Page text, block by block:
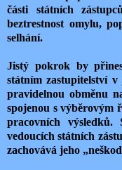
části státních
beztrestnost omylu,
selhání.
Jistý pokrok by
státním zastupitelství
pravidelnou obměnu
spojenou s výběrovým
pracovních výsledků.
vedoucích státních
zachovává jeho